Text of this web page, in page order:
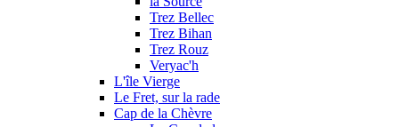
Trez Bellec
Trez Bihan
Trez Rouz
Veryac'h
L'île Vierge
Le Fret, sur la rade
Cap de la Chèvre